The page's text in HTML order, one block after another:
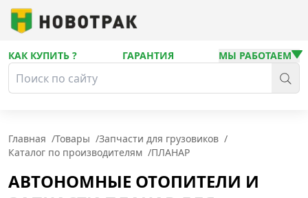
КАК КУПИТЬ ? ГАРАНТИЯ МЫ РАБОТАЕМ
Главная /Товары /Запчасти для грузовиков /
Каталог по производителям /ПЛАНАР
АВТОНОМНЫЕ ОТОПИТЕЛИ И